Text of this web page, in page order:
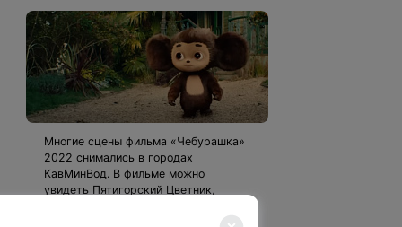
Многие сцены фильма «Чебурашка»
2022 снимались в городах
КавМинВод. В фильме можно
увидеть Пятигорский Цветник,
Колоннаду, Вокзал, Филармонию